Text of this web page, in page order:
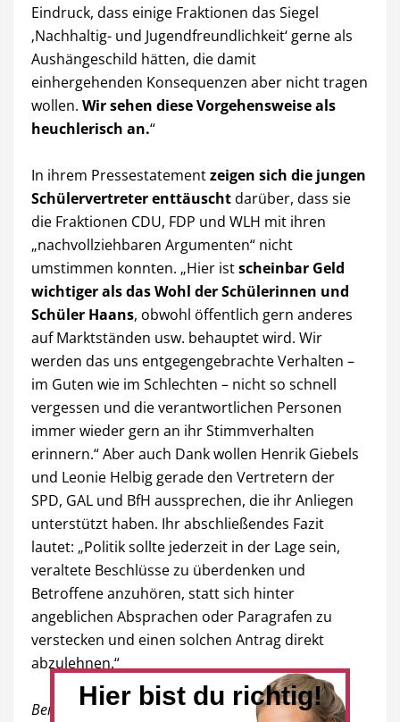
Eindruck, dass einige Fraktionen das Siegel
‚Nachhaltig- und Jugendfreundlichkeit‘ gerne als
Aushängeschild hätten, die damit
einhergehenden Konsequenzen aber nicht tragen
wollen. Wir sehen diese Vorgehensweise als
heuchlerisch an.“
In ihrem Pressestatementzeigen sich die jungen
Schülervertreter enttäuschtdarüber, dass sie
die Fraktionen CDU, FDP und WLH mit ihren
„nachvollziehbaren Argumenten“ nicht
umstimmen konnten. „Hier istscheinbar Geld
wichtiger als das Wohl der Schülerinnen und
Schüler Haans, obwohl öffentlich gern anderes
auf Marktständen usw. behauptet wird. Wir
werden das uns entgegengebrachte Verhalten –
im Guten wie im Schlechten – nicht so schnell
vergessen und die verantwortlichen Personen
immer wieder gern an ihr Stimmverhalten
erinnern.“Aber auch Dank wollen Henrik Giebels
und Leonie Helbig gerade den Vertretern der
SPD, GAL und BfH aussprechen, die ihr Anliegen
unterstützt haben. Ihr abschließendes Fazit
lautet: „Politik sollte jederzeit in der Lage sein,
veraltete Beschlüsse zu überdenken und
Betroffene anzuhören, statt sich hinter
angeblichen Absprachen oder Paragrafen zu
verstecken und einen solchen Antrag direkt
abzulehnen.“
Bericht/Foto: Bettina Lyko
Hier bist du richtig!